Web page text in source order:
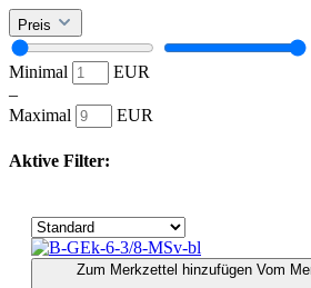
Preis
Minimal
EUR
–
Maximal
EUR
Aktive Filter:
Zum Merkzettel hinzufügen Vom